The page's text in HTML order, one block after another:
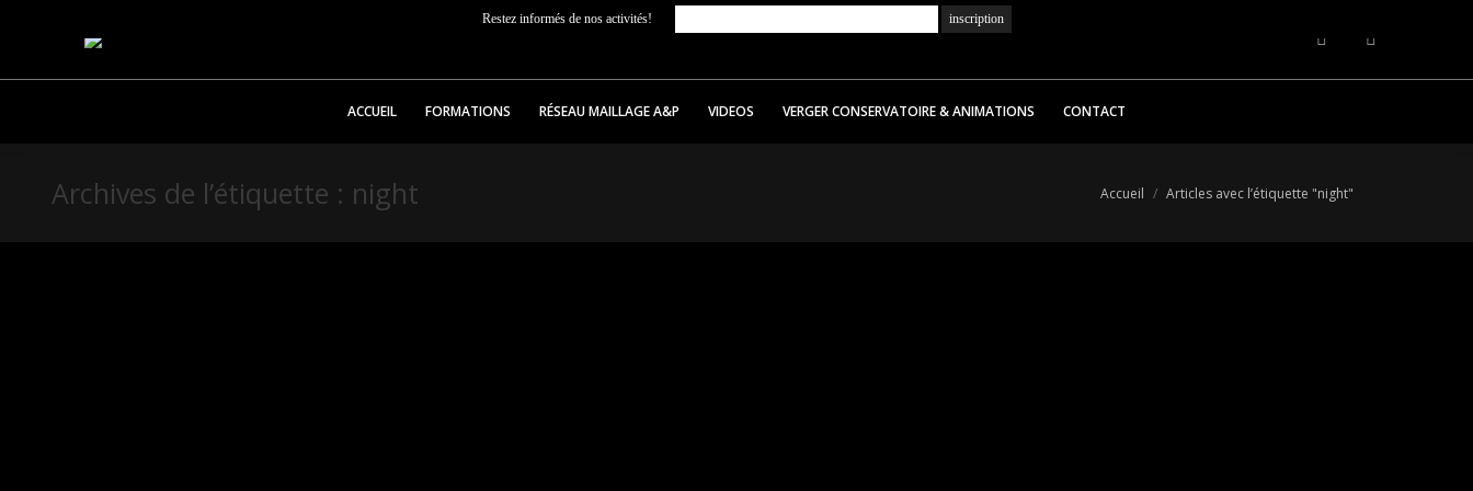
ACCUEIL FORMATIONS RÉSEAU MAILLAGE A&P VIDEOS VERGER CONSERVATOIRE & ANIMATIONS CONTACT
Archives de l’étiquette : night Vous êtes ici :
Accueil Articles avec l’étiquette "night"
Restez informés de nos activités!